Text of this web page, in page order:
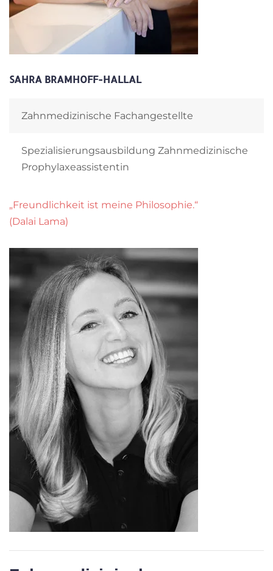
SAHRA BRAMHOFF-HALLAL
Zahnmedizinische Fachangestellte
Spezialisierungsausbildung Zahnmedizinische
Prophylaxeassistentin
„Freundlichkeit ist meine Philosophie.“
(Dalai Lama)